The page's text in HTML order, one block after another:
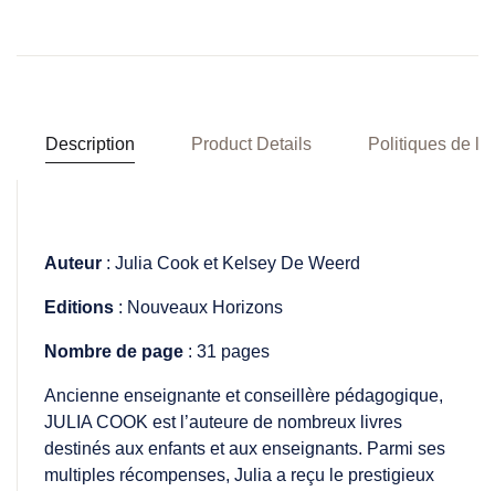
Description Product Details Politiques de la
Auteur : Julia Cook et Kelsey De Weerd
Editions : Nouveaux Horizons
Nombre de page : 31 pages
Ancienne enseignante et conseillère pédagogique,
JULIA COOK est l’auteure de nombreux livres
destinés aux enfants et aux enseignants. Parmi ses
multiples récompenses, Julia a reçu le prestigieux